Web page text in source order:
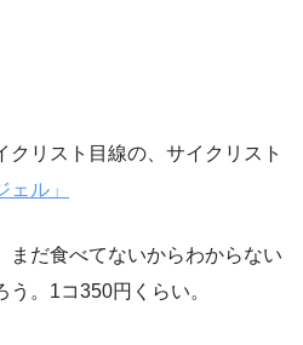
クリスト目線の、サイクリスト
ェル」
まだ食べてないからわからない
。1コ350円くらい。